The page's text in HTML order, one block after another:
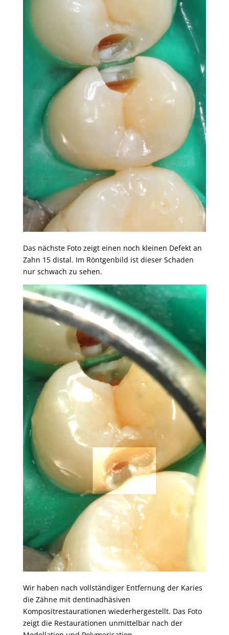
Das nächste Foto zeigt einen noch kleinen Defekt an
Zahn 15 distal. Im Röntgenbild ist dieser Schaden
nur schwach zu sehen.
Wir haben nach vollständiger Entfernung der Karies
die Zähne mit dentinadhäsiven
Kompositrestaurationen wiederhergestellt. Das Foto
zeigt die Restaurationen unmittelbar nach der